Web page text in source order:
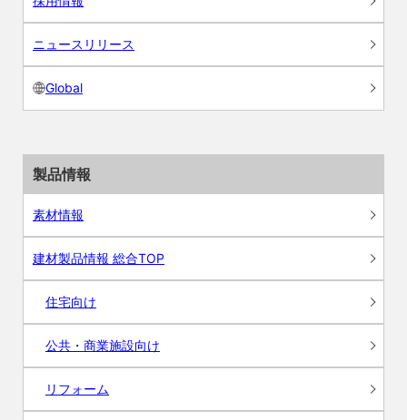
ニュースリリース
Global
製品情報
素材情報
建材製品情報 総合TOP
住宅向け
公共・商業施設向け
リフォーム